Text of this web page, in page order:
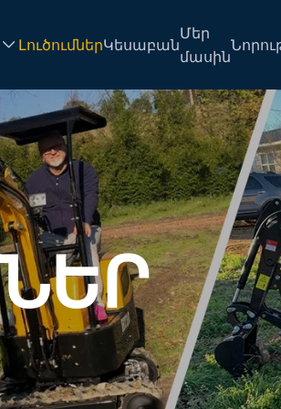
ԼուծումներԿեսաբան
Մեր
մասին